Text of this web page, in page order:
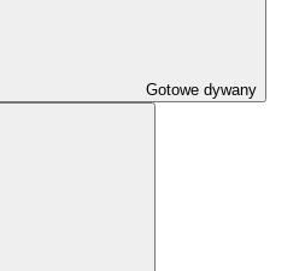
Gotowe dywany